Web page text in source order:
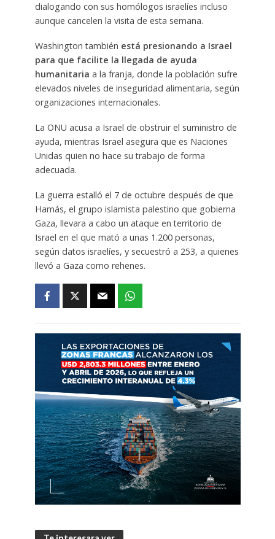
dialogando con sus homólogos israelíes incluso
aunque cancelen la visita de esta semana.
Washington también está presionando a Israel
para que facilite la llegada de ayuda
humanitaria a la franja, donde la población sufre
elevados niveles de inseguridad alimentaria, según
organizaciones internacionales.
La ONU acusa a Israel de obstruir el suministro de
ayuda, mientras Israel asegura que es Naciones
Unidas quien no hace su trabajo de forma
adecuada.
La guerra estalló el 7 de octubre después de que
Hamás, el grupo islamista palestino que gobierna
Gaza, llevara a cabo un ataque en territorio de
Israel en el que mató a unas 1.200 personas,
según datos israelíes, y secuestró a 253, a quienes
llevó a Gaza como rehenes.